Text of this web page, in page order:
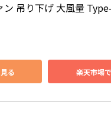
ン 吊り下げ 大風量
る 楽天市場